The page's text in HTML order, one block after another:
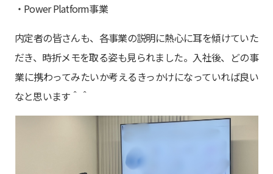
・Power Platform事業
内定者の皆さんも、各事業の説明に熱心に耳を傾けていた
だき、時折メモを取る姿も見られました。入社後、どの事
業に携わってみたいか考えるきっかけになっていれば良い
なと思います＾＾